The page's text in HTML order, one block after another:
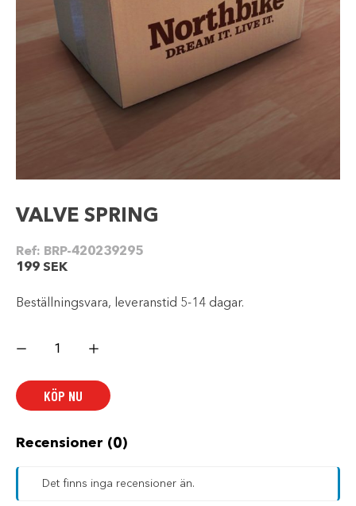
VALVE SPRING
Ref: BRP-420239295
199 SEK
Beställningsvara, leveranstid 5-14 dagar.
SPRING
KÖP NU
Recensioner (0)
Det finns inga recensioner än.